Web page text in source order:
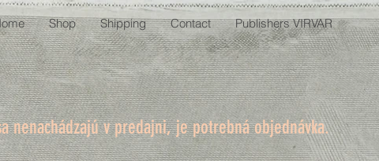
Shop Shipping Contact Publishers VIRVAR
nenachádzajú v predajni, je potrebná objednávka.